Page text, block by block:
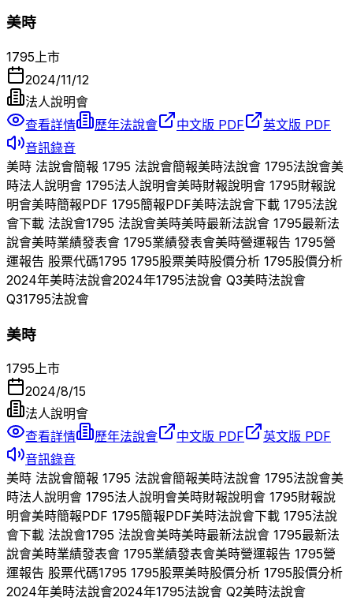
美時
1795 上市
2024/11/12
法人說明會
查看詳情
歷年法說會 中文版 PDF
英文版 PDF
音訊錄音
美時 法說會簡報 1795 法說會簡報美時法說會 1795法說會美
時法人說明會 1795法人說明會美時財報說明會 1795財報說
明會美時簡報PDF 1795簡報PDF美時法說會下載 1795法說
會下載 法說會1795 法說會美時美時最新法說會 1795最新法
說會美時業績發表會 1795業績發表會美時營運報告 1795營
運報告 股票代碼1795 1795股票美時股價分析 1795股價分析
2024年美時法說會2024年1795法說會 Q3美時法說會
Q31795法說會
美時
1795上市
2024/8/15
法人說明會
查看詳情
歷年法說會 中文版 PDF
英文版 PDF
音訊錄音
美時 法說會簡報 1795 法說會簡報美時法說會 1795法說會美
時法人說明會 1795法人說明會美時財報說明會 1795財報說
明會美時簡報PDF 1795簡報PDF美時法說會下載 1795法說
會下載 法說會1795 法說會美時美時最新法說會 1795最新法
說會美時業績發表會 1795業績發表會美時營運報告 1795營
運報告 股票代碼1795 1795股票美時股價分析 1795股價分析
2024年美時法說會2024年1795法說會 Q2美時法說會